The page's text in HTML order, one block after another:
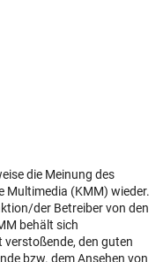
die Meinung des
Multimedia (KMM) wieder.
der Betreiber von den
behält sich
verstoßende, den guten
bzw. dem Ansehen von